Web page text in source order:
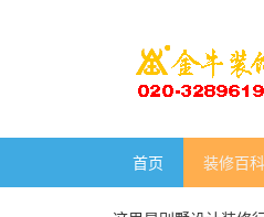
首页 装修百科